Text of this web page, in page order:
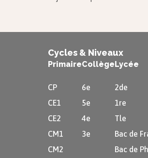
Cycles & Niveaux
Primaire
CP
CE1
CE2
CM1
CM2
Collège
6e
5e
4e
3e
Lycée
2de
1re
Tle
Bac de
Bac de